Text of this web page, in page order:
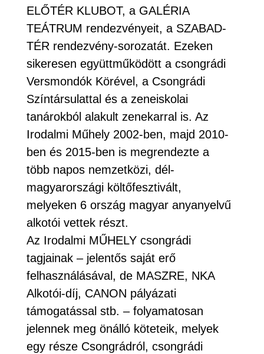
ELŐTÉR KLUBOT, a GALÉRIA
TEÁTRUM rendezvényeit, a SZABAD-
TÉR rendezvény-sorozatát. Ezeken
sikeresen együttműködött a csongrádi
Versmondók Körével, a Csongrádi
Színtársulattal és a zeneiskolai
tanárokból alakult zenekarral is. Az
Irodalmi Műhely 2002-ben, majd 2010-
ben és 2015-ben is megrendezte a
több napos nemzetközi, dél-
magyarországi költőfesztivált,
melyeken 6 ország magyar anyanyelvű
alkotói vettek részt.
Az Irodalmi MŰHELY csongrádi
tagjainak – jelentős saját erő
felhasználásával, de MASZRE, NKA
Alkotói-díj, CANON pályázati
támogatással stb. – folyamatosan
jelennek meg önálló köteteik, melyek
egy része Csongrádról, csongrádi